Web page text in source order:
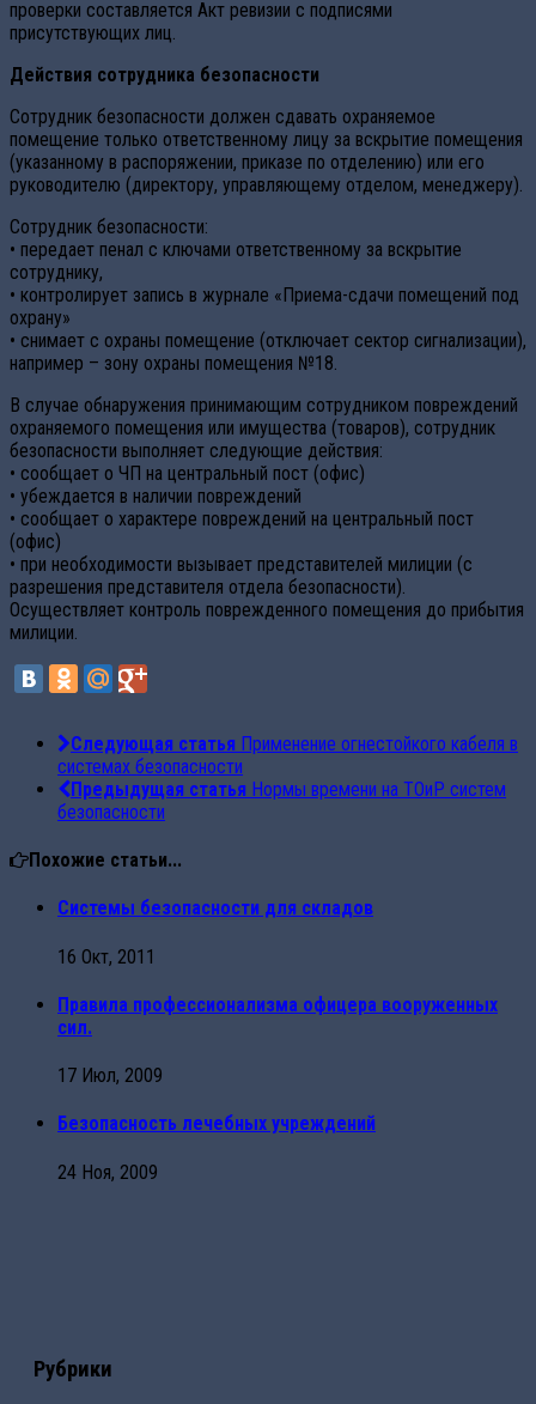
проверки составляется Акт ревизии с подписями
присутствующих лиц.
Действия сотрудника безопасности
Сотрудник безопасности должен сдавать охраняемое
помещение только ответственному лицу за вскрытие помещения
(указанному в распоряжении, приказе по отделению) или его
руководителю (директору, управляющему отделом, менеджеру).
Сотрудник безопасности:
• передает пенал с ключами ответственному за вскрытие
сотруднику,
• контролирует запись в журнале «Приема-сдачи помещений под
охрану»
• снимает с охраны помещение (отключает сектор сигнализации),
например – зону охраны помещения №18.
В случае обнаружения принимающим сотрудником повреждений
охраняемого помещения или имущества (товаров), сотрудник
безопасности выполняет следующие действия:
• сообщает о ЧП на центральный пост (офис)
• убеждается в наличии повреждений
• сообщает о характере повреждений на центральный пост
(офис)
• при необходимости вызывает представителей милиции (с
разрешения представителя отдела безопасности).
Осуществляет контроль поврежденного помещения до прибытия
милиции.
Следующая статья Применение огнестойкого кабеля в
системах безопасности
Предыдущая статья Нормы времени на ТОиР систем
безопасности
Похожие статьи...
Системы безопасности для складов
16 Окт, 2011
Правила профессионализма офицера вооруженных
сил.
17 Июл, 2009
Безопасность лечебных учреждений
24 Ноя, 2009
Рубрики